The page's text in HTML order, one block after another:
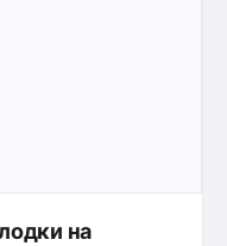
на